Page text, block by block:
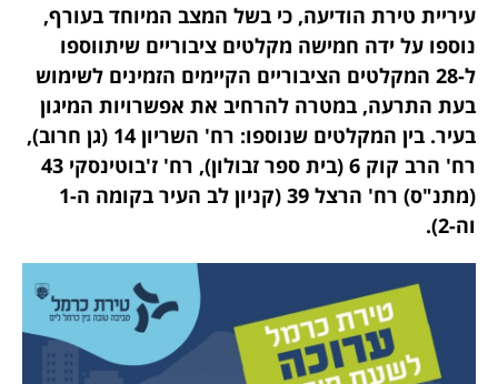
עיריית טירת הודיעה, כי בשל המצב המיוחד בעורף,
נוספו על ידה חמישה מקלטים ציבוריים שיתווספו
ל-28 המקלטים הציבוריים הקיימים הזמינים לשימוש
בעת התרעה, במטרה להרחיב את אפשרויות המיגון
בעיר. בין המקלטים שנוספו: רח' השריון 14 (גן חרוב),
רח' הרב קוק 6 (בית ספר זבולון), רח' ז'בוטינסקי 43
(מתנ"ס) רח' הרצל 39 (קניון לב העיר בקומה ה-1
וה-2).